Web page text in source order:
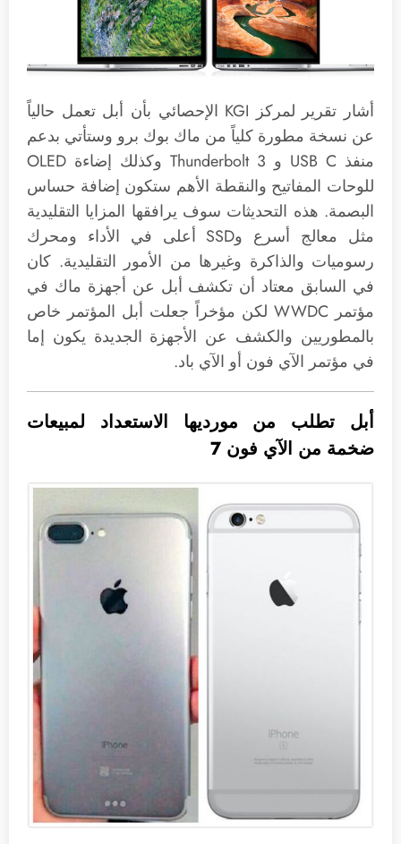
أشار تقرير لمركز KGI الإحصائي بأن أبل تعمل حالياً
عن نسخة مطورة كلياً من ماك بوك برو وستأتي بدعم
منفذ USB C و Thunderbolt 3 وكذلك إضاءة OLED
للوحات المفاتيح والنقطة الأهم ستكون إضافة حساس
البصمة. هذه التحديثات سوف يرافقها المزايا التقليدية
مثل معالج أسرع وSSD أعلى في الأداء ومحرك
رسوميات والذاكرة وغيرها من الأمور التقليدية. كان
في السابق معتاد أن تكشف أبل عن أجهزة ماك في
مؤتمر WWDC لكن مؤخراً جعلت أبل المؤتمر خاص
بالمطوريين والكشف عن الأجهزة الجديدة يكون إما
في مؤتمر الآي فون أو الآي باد.
أبل تطلب من مورديها الاستعداد لمبيعات
ضخمة من الآي فون 7